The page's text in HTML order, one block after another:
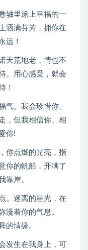
轴里涂上幸福的一
洒满芬芳，拥你在
远！
天荒地老，情也不
。用心感受，就会
！
气。我会珍惜你、
，但我相信你、相
你!
你点燃的光亮，指
你的帆船，开满了
靠岸。
。迷离的星光，在
漫着你的气息。
的情缘。
发生在我身上，可